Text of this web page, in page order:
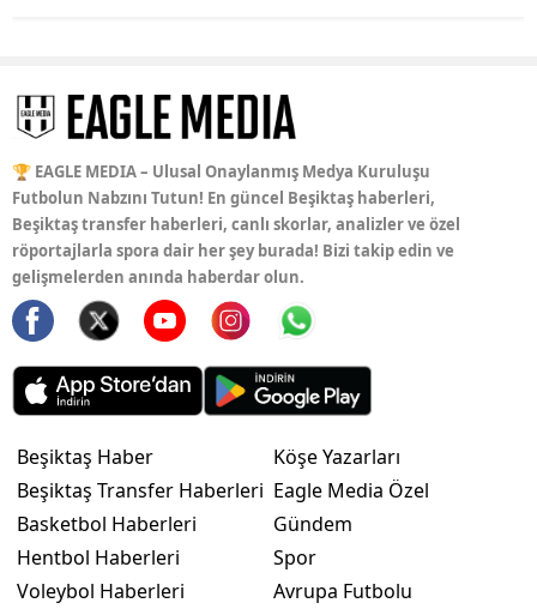
🏆 EAGLE MEDIA – Ulusal Onaylanmış Medya Kuruluşu
Futbolun Nabzını Tutun! En güncel Beşiktaş haberleri,
Beşiktaş transfer haberleri, canlı skorlar, analizler ve özel
röportajlarla spora dair her şey burada! Bizi takip edin ve
gelişmelerden anında haberdar olun.
Beşiktaş Haber
Beşiktaş Transfer Haberleri
Basketbol Haberleri
Hentbol Haberleri
Voleybol Haberleri
Köşe Yazarları
Eagle Media Özel
Gündem
Spor
Avrupa Futbolu